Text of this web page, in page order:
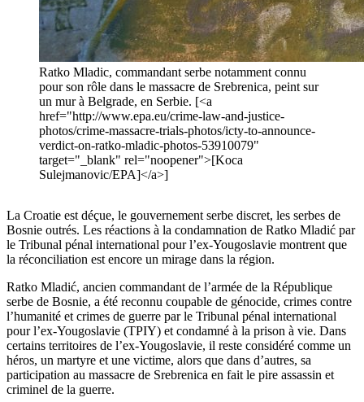
Ratko Mladic, commandant serbe notamment connu
pour son rôle dans le massacre de Srebrenica, peint sur
un mur à Belgrade, en Serbie. [<a
href="http://www.epa.eu/crime-law-and-justice-
photos/crime-massacre-trials-photos/icty-to-announce-
verdict-on-ratko-mladic-photos-53910079"
target="_blank" rel="noopener">[Koca
Sulejmanovic/EPA]</a>]
La Croatie est déçue, le gouvernement serbe discret, les serbes de
Bosnie outrés. Les réactions à la condamnation de Ratko Mladić par
le Tribunal pénal international pour l’ex-Yougoslavie montrent que
la réconciliation est encore un mirage dans la région.
Ratko Mladić, ancien commandant de l’armée de la République
serbe de Bosnie, a été reconnu coupable de génocide, crimes contre
l’humanité et crimes de guerre par le Tribunal pénal international
pour l’ex-Yougoslavie (TPIY) et condamné à la prison à vie. Dans
certains territoires de l’ex-Yougoslavie, il reste considéré comme un
héros, un martyre et une victime, alors que dans d’autres, sa
participation au massacre de Srebrenica en fait le pire assassin et
criminel de la guerre.